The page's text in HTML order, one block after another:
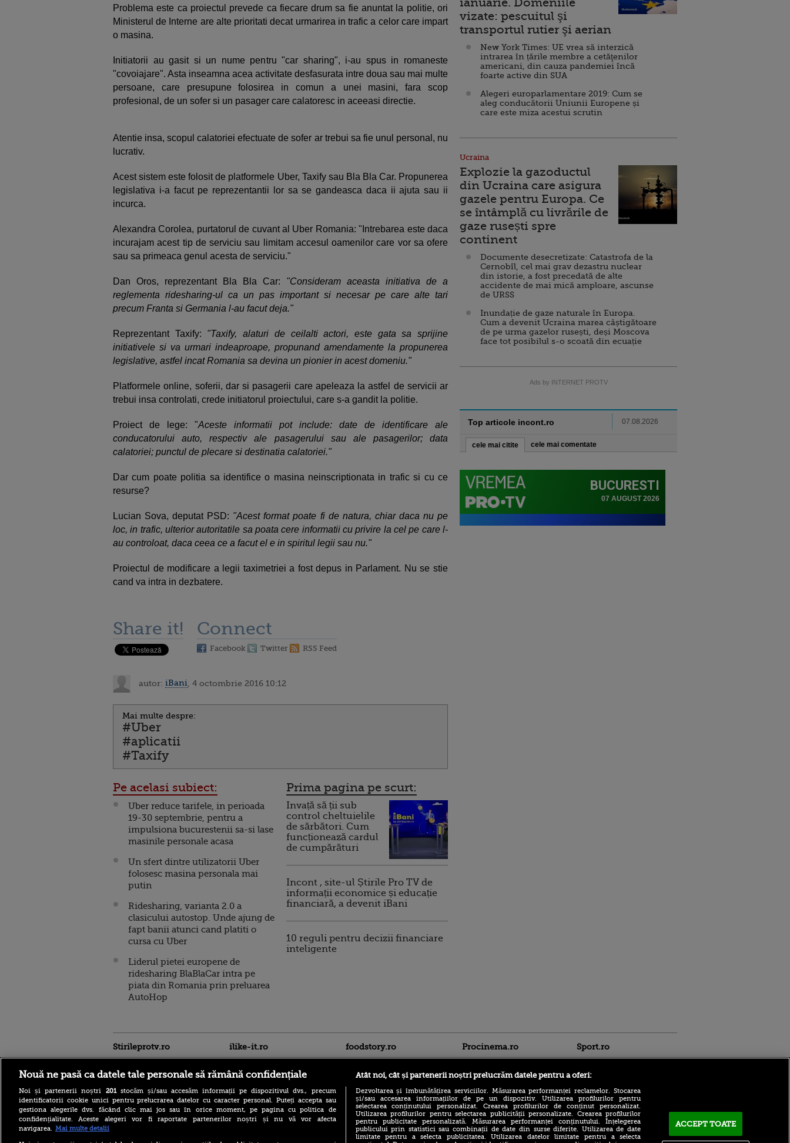
Problema este ca proiectul prevede ca fiecare drum sa fie anuntat la politie, ori
Ministerul de Interne are alte prioritati decat urmarirea in trafic a celor care impart
o masina.
Initiatorii au gasit si un nume pentru "car sharing", i-au spus in romaneste
"covoiajare". Asta inseamna acea activitate desfasurata intre doua sau mai multe
persoane, care presupune folosirea in comun a unei masini, fara scop
profesional, de un sofer si un pasager care calatoresc in aceeasi directie.
Atentie insa, scopul calatoriei efectuate de sofer ar trebui sa fie unul personal, nu
lucrativ.
Acest sistem este folosit de platformele Uber, Taxify sau Bla Bla Car. Propunerea
legislativa i-a facut pe reprezentantii lor sa se gandeasca daca ii ajuta sau ii
incurca.
Alexandra Corolea, purtatorul de cuvant al Uber Romania: "Intrebarea este daca
incurajam acest tip de serviciu sau limitam accesul oamenilor care vor sa ofere
sau sa primeaca genul acesta de serviciu."
Dan Oros, reprezentant Bla Bla Car: "Consideram aceasta initiativa de a
reglementa ridesharing-ul ca un pas important si necesar pe care alte tari
precum Franta si Germania l-au facut deja."
Reprezentant Taxify: "Taxify, alaturi de ceilalti actori, este gata sa sprijine
initiativele si va urmari indeaproape, propunand amendamente la propunerea
legislative, astfel incat Romania sa devina un pionier in acest domeniu."
Platformele online, soferii, dar si pasagerii care apeleaza la astfel de servicii ar
trebui insa controlati, crede initiatorul proiectului, care s-a gandit la politie.
Proiect de lege: "Aceste informatii pot include: date de identificare ale
conducatorului auto, respectiv ale pasagerului sau ale pasagerilor; data
calatoriei; punctul de plecare si destinatia calatoriei."
Dar cum poate politia sa identifice o masina neinscriptionata in trafic si cu ce
resurse?
Lucian Sova, deputat PSD: "Acest format poate fi de natura, chiar daca nu pe
loc, in trafic, ulterior autoritatile sa poata cere informatii cu privire la cel pe care l-
au controloat, daca ceea ce a facut el e in spiritul legii sau nu."
Proiectul de modificare a legii taximetriei a fost depus in Parlament. Nu se stie
cand va intra in dezbatere.
Share it! Connect
Facebook Twitter RSS Feed
autor: iBani , 4 octombrie 2016 10:12
Mai multe despre:
#Uber
#aplicatii
#Taxify
Pe acelasi subiect:
Uber reduce tarifele, in perioada
19-30 septembrie, pentru a
impulsiona bucurestenii sa-si lase
masinile personale acasa
Un sfert dintre utilizatorii Uber
folosesc masina personala mai
putin
Ridesharing, varianta 2.0 a
clasicului autostop. Unde ajung de
fapt banii atunci cand platiti o
cursa cu Uber
Liderul pietei europene de
ridesharing BlaBlaCar intra pe
piata din Romania prin preluarea
AutoHop
Prima pagina pe scurt:
Invață să ții sub
control cheltuielile
de sărbători. Cum
funcționează cardul
de cumpărături
Incont , site-ul Știrile Pro TV de
informații economice și educație
financiară, a devenit iBani
10 reguli pentru decizii financiare
inteligente
vizate: pescuitul şi
transportul rutier şi aerian
New York Times: UE vrea să interzică
intrarea în țările membre a cetăţenilor
americani, din cauza pandemiei încă
foarte active din SUA
Alegeri europarlamentare 2019: Cum se
aleg conducătorii Uniunii Europene și
care este miza acestui scrutin
Ucraina
Explozie la gazoductul
din Ucraina care asigura
gazele pentru Europa. Ce
se întâmplă cu livrările de
gaze rusești spre
continent
Documente desecretizate: Catastrofa de la
Cernobîl, cel mai grav dezastru nuclear
din istorie, a fost precedată de alte
accidente de mai mică amploare, ascunse
de URSS
Inundație de gaze naturale în Europa.
Cum a devenit Ucraina marea câștigătoare
de pe urma gazelor rusești, deși Moscova
face tot posibilul s-o scoată din ecuație
Ads by INTERNET PROTV
Top articole incont.ro 07.08.2026
cele mai citite cele mai comentate
Stirileprotv.ro ilike-it.ro foodstory.ro
(P) Descoperă Lumea
Evenimentelor din România
Procinema.ro
Emoții intense pentru
Sport.ro
Gianni Infantino, sprijinit în
urma amenințărilor de la
Nouă ne pasă ca datele tale personale să rămână confidențiale
Noi și partenerii noștri 201stocăm și/sau accesăm informații pe dispozitivul dvs., precum
identificatorii cookie unici pentru prelucrarea datelor cu caracter personal. Puteți accepta sau
gestiona alegerile dvs. făcând clic mai jos sau în orice moment, pe pagina cu politica de
confidențialitate. Aceste alegeri vor fi raportate partenerilor noștri și nu vă vor afecta
navigarea. Mai multe detalii
Atât noi, cât și partenerii noștri prelucrăm datele pentru a oferi:
Dezvoltarea și îmbunătățirea serviciilor. Măsurarea performanței reclamelor. Stocarea
și/sau accesarea informațiilor de pe un dispozitiv. Utilizarea profilurilor pentru
selectarea conținutului personalizat. Crearea profilurilor de conținut personalizat.
Utilizarea profilurilor pentru selectarea publicității personalizate. Crearea profilurilor
pentru publicitate personalizată. Măsurarea performanței conținutului. Înțelegerea
publicului prin statistici sau combinații de date din surse diferite. Utilizarea de date
limitate pentru a selecta publicitatea. Utilizarea datelor limitate pentru a selecta
ACCEPT TOATE